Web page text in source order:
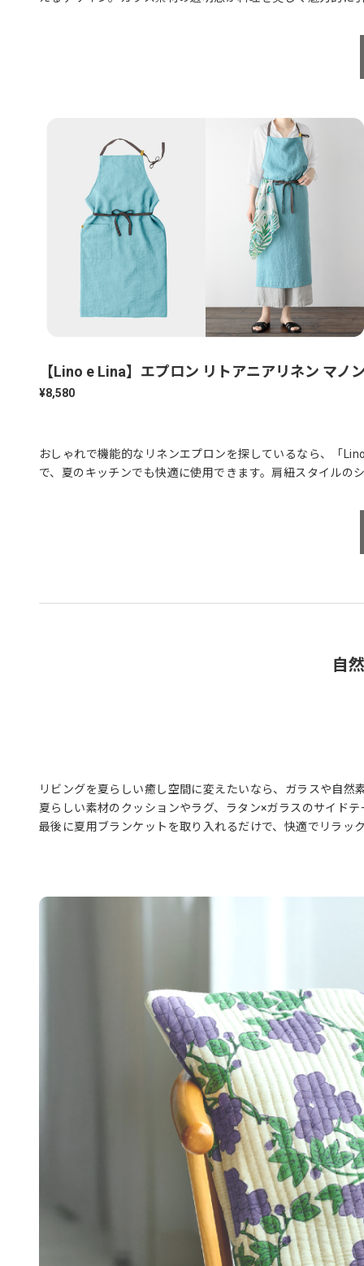
【Lino e Lina】エプロン リトアニアリネン マノ
¥8,580
おしゃれで機能的なリネンエプロンを探しているなら、「
で、夏のキッチンでも快適に使用できます。肩紐スタイルの
自
リビングを夏らしい癒し空間に変えたいなら、ガラスや自
夏らしい素材のクッションやラグ、ラタン×ガラスのサイド
最後に夏用ブランケットを取り入れるだけで、快適でリラッ